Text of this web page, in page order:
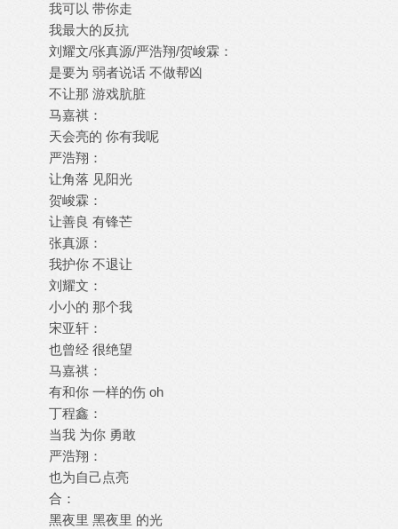
我可以 带你走
我最大的反抗
刘耀文/张真源/严浩翔/贺峻霖：
是要为 弱者说话 不做帮凶
不让那 游戏肮脏
马嘉祺：
天会亮的 你有我呢
严浩翔：
让角落 见阳光
贺峻霖：
让善良 有锋芒
张真源：
我护你 不退让
刘耀文：
小小的 那个我
宋亚轩：
也曾经 很绝望
马嘉祺：
有和你 一样的伤 oh
丁程鑫：
当我 为你 勇敢
严浩翔：
也为自己点亮
合：
黑夜里 黑夜里 的光